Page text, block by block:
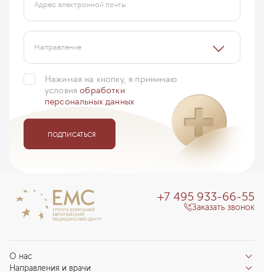
Адрес электронной почты
Направление
Нажимая на кнопку, я принимаю
условияобработки
персональных данных
ПОДПИСАТЬСЯ
О нас
Направления и врачи
+7 495 933-66-55
Заказать звонок